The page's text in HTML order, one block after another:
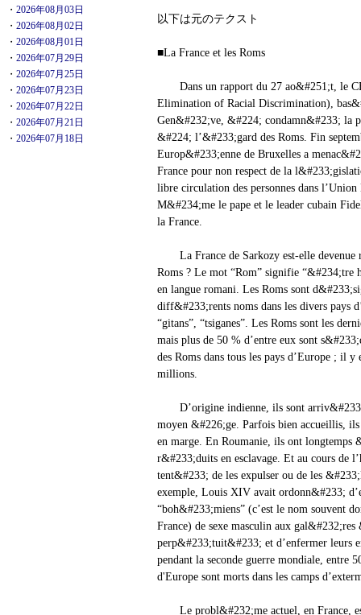
・ 2026年08月03日
・ 2026年08月02日
・ 2026年08月01日
・ 2026年07月29日
・ 2026年07月25日
・ 2026年07月23日
・ 2026年07月22日
・ 2026年07月21日
・ 2026年07月18日
以下は元のテクスト
■La France et les Roms
Dans un rapport du 27 ao&#251;t, le
Elimination of Racial Discrimination),
Gen&#232;ve, &#224; condamn&#233; la
&#224; l’&#233;gard des Roms. Fin
Europ&#233;enne de Bruxelles a
France pour non respect de la
libre circulation des personnes dans
M&#234;me le pape et le leader cubain
la France.
La France de Sarkozy est-elle devenue
Roms ? Le mot “Rom” signifie “&#234;tre
en langue romani. Les Roms sont
diff&#233;rents noms dans les divers pays
“gitans”, “tsiganes”. Les Roms sont les
mais plus de 50 % d’entre eux sont
des Roms dans tous les pays d’Europe ; il
millions.
D’origine indienne, ils sont
moyen &#226;ge. Parfois bien accueillis,
en marge. En Roumanie, ils ont longtemps
r&#233;duits en esclavage. Et au cours de
tent&#233; de les expulser ou de les
exemple, Louis XIV avait ordonn&#233;
“boh&#233;miens” (c’est le nom souvent
France) de sexe masculin aux gal&#232;res
perp&#233;tuit&#233; et d’enfermer leurs
pendant la seconde guerre mondiale, entre
d'Europe sont morts dans les camps
Le probl&#232;me actuel, en France,